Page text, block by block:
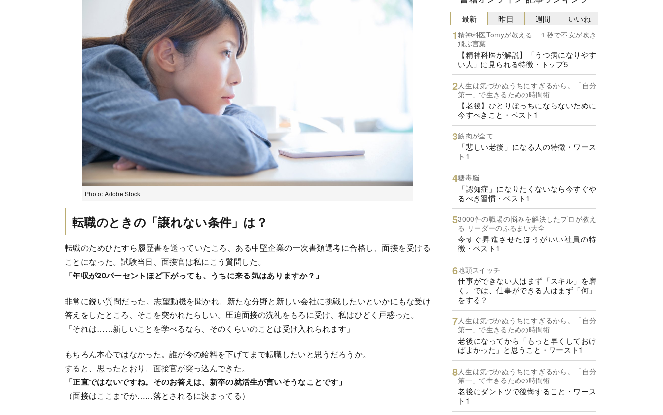
Photo: Adobe Stock
転職のときの「譲れない条件」は？
転職のためひたすら履歴書を送っていたころ、ある中堅企業の一次書類選考に合格し、面接を受ける
ことになった。試験当日、面接官は私にこう質問した。
「年収が20パーセントほど下がっても、うちに来る気はありますか？」
非常に鋭い質問だった。志望動機を聞かれ、新たな分野と新しい会社に挑戦したいといかにもな受け
答えをしたところ、そこを突かれたらしい。圧迫面接の洗礼をもろに受け、私はひどく戸惑った。
「それは……新しいことを学べるなら、そのくらいのことは受け入れられます」
もちろん本心ではなかった。誰が今の給料を下げてまで転職したいと思うだろうか。
すると、思ったとおり、面接官が突っ込んできた。
「正直ではないですね。そのお答えは、新卒の就活生が言いそうなことです」
（面接はここまでか……落とされるに決まってる）
最新
精神科医Tomyが教える １秒で不安が吹き
飛ぶ言葉
【精神科医が解説】「うつ病になりやす
い人」に見られる特徴・トップ5
人生は気づかぬうちにすぎるから。「自分
第一」で生きるための時間術
【老後】ひとりぼっちにならないために
今すべきこと・ベスト1
筋肉が全て
「悲しい老後」になる人の特徴・ワース
ト1
糖毒脳
「認知症」になりたくないなら今すぐや
るべき習慣・ベスト1
3000件の職場の悩みを解決したプロが教え
る リーダーのふるまい大全
今すぐ昇進させたほうがいい社員の特
徴・ベスト1
地頭スイッチ
仕事ができない人はまず「スキル」を磨
く。では、仕事ができる人はまず「何」
をする？
人生は気づかぬうちにすぎるから。「自分
第一」で生きるための時間術
老後になってから「もっと早くしておけ
ばよかった」と思うこと・ワースト1
人生は気づかぬうちにすぎるから。「自分
第一」で生きるための時間術
老後にダントツで後悔すること・ワース
ト1
昨日 週間 いいね